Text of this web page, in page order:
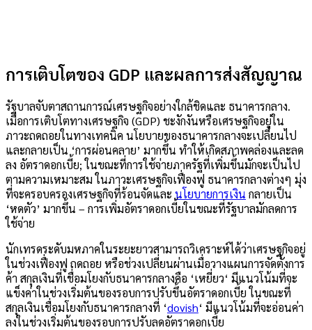
การเติบโตของ GDP และผลการส่งสัญญาณ
รัฐบาลจับตาสถานการณ์เศรษฐกิจอย่างใกล้ชิดและ ธนาคารกลาง.
เมื่อการเติบโตทางเศรษฐกิจ (GDP) ชะงักงันหรือเศรษฐกิจอยู่ใน
ภาวะถดถอยในทางเทคนิค นโยบายของธนาคารกลางจะเปลี่ยนไป
และกลายเป็น ‘การผ่อนคลาย’ มากขึ้น ทำให้เกิดสภาพคล่องและลด
ลง อัตราดอกเบี้ย; ในขณะที่การใช้จ่ายภาครัฐที่เพิ่มขึ้นมักจะเป็นไป
ตามความเหมาะสม ในภาวะเศรษฐกิจเฟื่องฟู ธนาคารกลางต่างๆ มุ่ง
ที่จะครอบครองเศรษฐกิจที่ร้อนจัดและ นโยบายการเงิน กลายเป็น
‘หดตัว’ มากขึ้น – การเพิ่มอัตราดอกเบี้ยในขณะที่รัฐบาลมักลดการ
ใช้จ่าย
นักเทรดระดับมหภาคในระยะยาวสามารถวิเคราะห์ได้ว่าเศรษฐกิจอยู่
ในช่วงเฟื่องฟู ถดถอย หรือช่วงเปลี่ยนผ่านเมื่อวางแผนการจัดตั้งการ
ค้า สกุลเงินที่เชื่อมโยงกับธนาคารกลางคือ ‘เหยี่ยว‘ มีแนวโน้มที่จะ
แข็งค่าในช่วงเริ่มต้นของรอบการปรับขึ้นอัตราดอกเบี้ย ในขณะที่
สกุลเงินเชื่อมโยงกับธนาคารกลางที่ ‘dovish‘ มีแนวโน้มที่จะอ่อนค่า
ลงในช่วงเริ่มต้นของรอบการปรับลดอัตราดอกเบี้ย